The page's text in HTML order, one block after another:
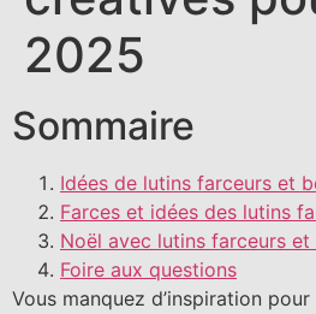
2025
Sommaire
Idées de lutins farceurs et
Farces et idées des lutins
Noël avec lutins farceurs
Foire aux questions
Vous manquez d’inspiration